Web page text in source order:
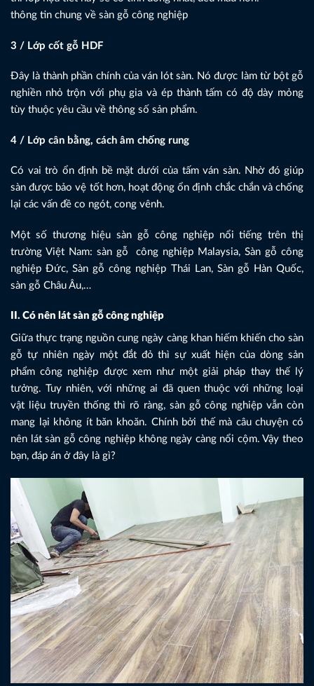
thông tin chung về sàn gỗ công nghiệp
3 / Lớp cốt gỗ HDF
Đây là thành phần chính của ván lót sàn. Nó được làm từ bột gỗ
nghiền nhỏ trộn với phụ gia và ép thành tấm có độ dày mỏng
tùy thuộc yêu cầu về thông số sản phẩm.
4 / Lớp cân bằng, cách âm chống rung
Có vai trò ổn định bề mặt dưới của tấm ván sàn. Nhờ đó giúp
sàn được bảo vệ tốt hơn, hoạt động ổn định chắc chắn và chống
lại các vấn đề co ngót, cong vênh.
Một số thương hiệu sàn gỗ công nghiệp nổi tiếng trên thị
trường Việt Nam: sàn gỗ công nghiệp Malaysia, Sàn gỗ công
nghiệp Đức, Sàn gỗ công nghiệp Thái Lan, Sàn gỗ Hàn Quốc,
sàn gỗ Châu Âu,…
II. Có nên lát sàn gỗ công nghiệp
Giữa thực trạng nguồn cung ngày càng khan hiếm khiến cho sàn
gỗ tự nhiên ngày một đắt đỏ thì sự xuất hiện của dòng sản
phẩm công nghiệp được xem như một giải pháp thay thế lý
tưởng. Tuy nhiên, với những ai đã quen thuộc với những loại
vật liệu truyền thống thì rõ ràng, sàn gỗ công nghiệp vẫn còn
mang lại không ít băn khoăn. Chính bởi thế mà câu chuyện có
nên lát sàn gỗ công nghiệp không ngày càng nổi cộm. Vậy theo
bạn, đáp án ở đây là gì?